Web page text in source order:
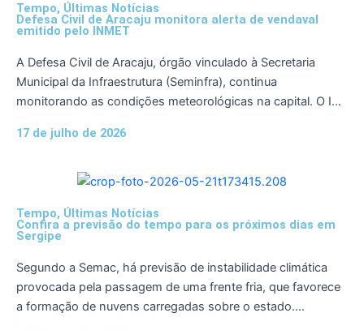
Tempo, Últimas Notícias
Defesa Civil de Aracaju monitora alerta de vendaval
emitido pelo INMET
A Defesa Civil de Aracaju, órgão vinculado à Secretaria
Municipal da Infraestrutura (Seminfra), continua
monitorando as condições meteorológicas na capital. O I...
17 de julho de 2026
Tempo, Últimas Notícias
Confira a previsão do tempo para os próximos dias em
Sergipe
Segundo a Semac, há previsão de instabilidade climática
provocada pela passagem de uma frente fria, que favorece
a formação de nuvens carregadas sobre o estado....